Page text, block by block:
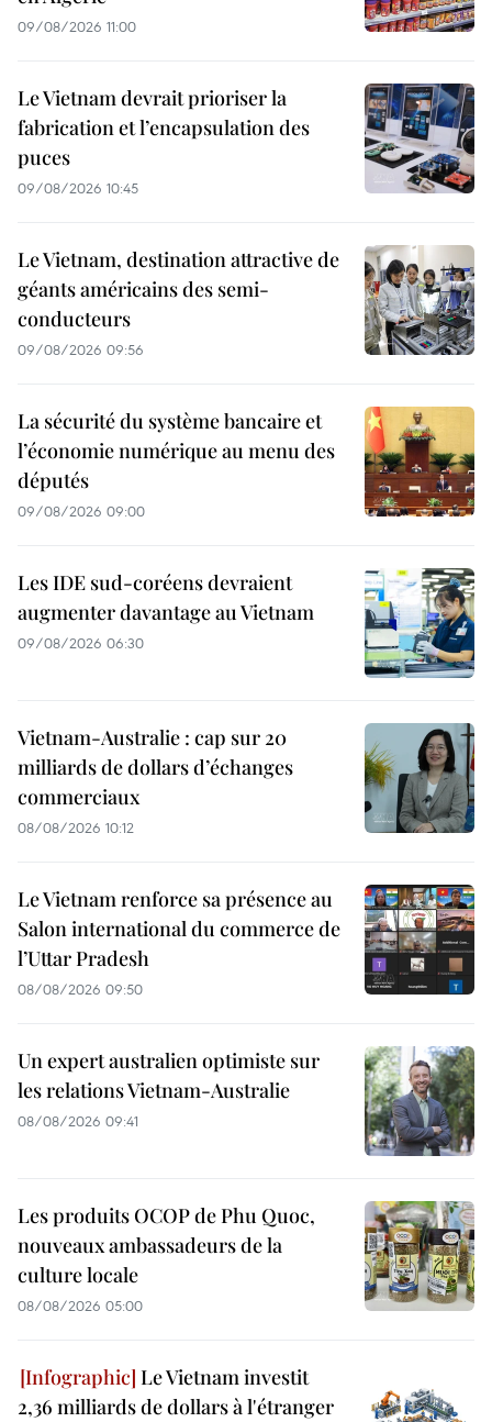
09/08/2026 11:00
Le Vietnam devrait prioriser la
fabrication et l’encapsulation des
puces
09/08/2026 10:45
Le Vietnam, destination attractive de
géants américains des semi-
conducteurs
09/08/2026 09:56
La sécurité du système bancaire et
l’économie numérique au menu des
députés
09/08/2026 09:00
Les IDE sud-coréens devraient
augmenter davantage au Vietnam
09/08/2026 06:30
Vietnam-Australie : cap sur 20
milliards de dollars d’échanges
commerciaux
08/08/2026 10:12
Le Vietnam renforce sa présence au
Salon international du commerce de
l’Uttar Pradesh
08/08/2026 09:50
Un expert australien optimiste sur
les relations Vietnam-Australie
08/08/2026 09:41
Les produits OCOP de Phu Quoc,
nouveaux ambassadeurs de la
culture locale
08/08/2026 05:00
Le Vietnam investit
2,36 milliards de dollars à l'étranger